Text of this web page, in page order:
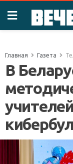
Главная Газета
В